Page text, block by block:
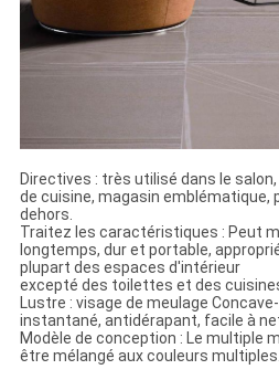
Directives : très utilisé dans le
de cuisine, magasin
dehors.
Traitez les caractéristiques : Peut
longtemps, dur et portable,
plupart des espaces d'intérieur
excepté des toilettes et des
Lustre : visage de meulage
instantané, antidérapant, facile à
Modèle de conception : Le multiple
être mélangé aux couleurs multiples.